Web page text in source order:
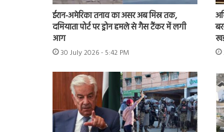
ईरान-अमेरिका तनाव का असर अब मिस्र तक,
दमियाता पोर्ट पर ड्रोन हमले से गैस टैंकर में लगी
आग
30 July 2026 - 5:42 PM